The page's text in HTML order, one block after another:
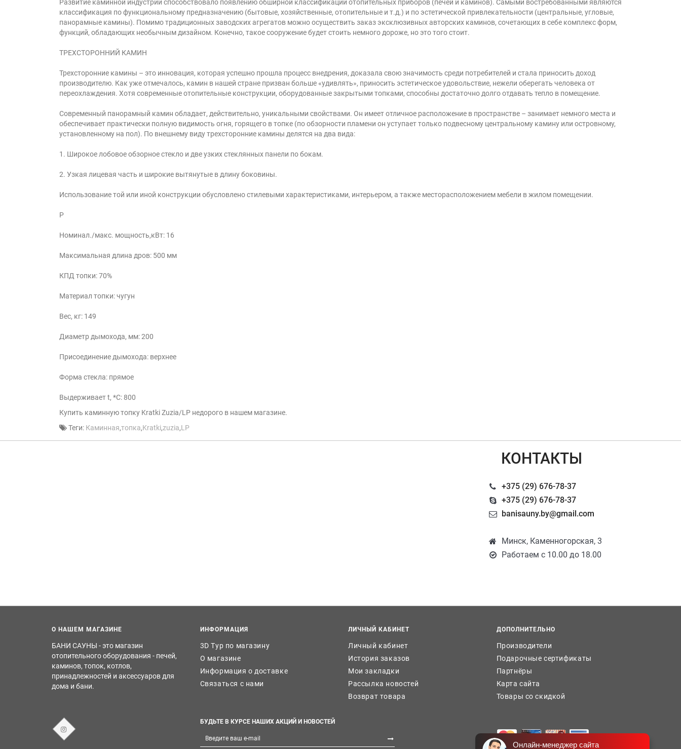
Развитие каминной индустрии способствовало появлению обширной классификации отопительных приборов (печей и каминов). Самыми востребованными являются
классификация по функциональному предназначению (бытовые, хозяйственные, отопительные и т.д.) и по эстетической привлекательности (центральные, угловые,
панорамные камины). Помимо традиционных заводских агрегатов можно осуществить заказ эксклюзивных авторских каминов, сочетающих в себе комплекс форм,
функций, обладающих необычным дизайном. Конечно, такое сооружение будет стоить немного дороже, но это того стоит.
ТРЕХСТОРОННИЙ КАМИН
Трехсторонние камины – это инновация, которая успешно прошла процесс внедрения, доказала свою значимость среди потребителей и стала приносить доход
производителю. Как уже отмечалось, камин в нашей стране призван больше «удивлять», приносить эстетическое удовольствие, нежели оберегать человека от
переохлаждения. Хотя современные отопительные конструкции, оборудованные закрытыми топками, способны достаточно долго отдавать тепло в помещение.
Современный панорамный камин обладает, действительно, уникальными свойствами. Он имеет отличное расположение в пространстве – занимает немного места и
обеспечивает практически полную видимость огня, горящего в топке (по обзорности пламени он уступает только подвесному центральному камину или островному,
установленному на пол). По внешнему виду трехсторонние камины делятся на два вида:
1. Широкое лобовое обзорное стекло и две узких стеклянных панели по бокам.
2. Узкая лицевая часть и широкие вытянутые в длину боковины.
Использование той или иной конструкции обусловлено стилевыми характеристиками, интерьером, а также месторасположением мебели в жилом помещении.
Р
Номинал./макс. мощность,кВт: 16
Максимальная длина дров: 500 мм
КПД топки: 70%
Материал топки: чугун
Вес, кг: 149
Диаметр дымохода, мм: 200
Присоединение дымохода: верхнее
Форма стекла: прямое
Выдерживает t, *С: 800
Купить каминную топку Kratki Zuzia/LP недорого в нашем магазине.
Теги: Каминная,топка,Kratki,zuzia,LP
КОНТАКТЫ
+375 (29) 676-78-37
+375 (29) 676-78-37
banisauny.by@gmail.com
Минск, Каменногорская, 3
Работаем с 10.00 до 18.00
О НАШЕМ МАГАЗИНЕ
БАНИ САУНЫ - это магазин
отопительного оборудования - печей,
каминов, топок, котлов,
принадлежностей и аксессуаров для
дома и бани.
ИНФОРМАЦИЯ
3D Тур по магазину
О магазине
Информация о доставке
Связаться с нами
ЛИЧНЫЙ КАБИНЕТ
Личный кабинет
История заказов
Мои закладки
Рассылка новостей
Возврат товара
ДОПОЛНИТЕЛЬНО
Производители
Подарочные сертификаты
Партнёры
Карта сайта
Товары со скидкой
БУДЬТЕ В КУРСЕ НАШИХ АКЦИЙ И НОВОСТЕЙ
Онлайн-менеджер сайта